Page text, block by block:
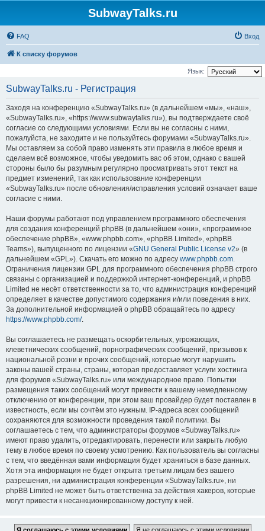
SubwayTalks.ru
FAQ Вход
К списку форумов
Язык:
SubwayTalks.ru - Регистрация
Заходя на конференцию «SubwayTalks.ru» (в дальнейшем «мы», «наш»,
«SubwayTalks.ru», «https://www.subwaytalks.ru»), вы подтверждаете своё
согласие со следующими условиями. Если вы не согласны с ними,
пожалуйста, не заходите и не пользуйтесь форумами «SubwayTalks.ru».
Мы оставляем за собой право изменять эти правила в любое время и
сделаем всё возможное, чтобы уведомить вас об этом, однако с вашей
стороны было бы разумным регулярно просматривать этот текст на
предмет изменений, так как использование конференции
«SubwayTalks.ru» после обновления/исправления условий означает ваше
согласие с ними.
Наши форумы работают под управлением программного обеспечения
для создания конференций phpBB (в дальнейшем «они», «программное
обеспечение phpBB», «www.phpbb.com», «phpBB Limited», «phpBB
Teams»), выпущенного по лицензии «GNU General Public License v2» (в
дальнейшем «GPL»). Скачать его можно по адресу www.phpbb.com.
Ограничения лицензии GPL для программного обеспечения phpBB строго
связаны с организацией и поддержкой интернет-конференций, и phpBB
Limited не несёт ответственности за то, что администрация конференций
определяет в качестве допустимого содержания и/или поведения в них.
За дополнительной информацией о phpBB обращайтесь по адресу
https://www.phpbb.com/.
Вы соглашаетесь не размещать оскорбительных, угрожающих,
клеветнических сообщений, порнографических сообщений, призывов к
национальной розни и прочих сообщений, которые могут нарушить
законы вашей страны, страны, которая предоставляет услуги хостинга
для форумов «SubwayTalks.ru» или международное право. Попытки
размещения таких сообщений могут привести к вашему немедленному
отключению от конференции, при этом ваш провайдер будет поставлен в
известность, если мы сочтём это нужным. IP-адреса всех сообщений
сохраняются для возможности проведения такой политики. Вы
соглашаетесь с тем, что администраторы форумов «SubwayTalks.ru»
имеют право удалить, отредактировать, перенести или закрыть любую
тему в любое время по своему усмотрению. Как пользователь вы согласны
с тем, что введённая вами информация будет храниться в базе данных.
Хотя эта информация не будет открыта третьим лицам без вашего
разрешения, ни администрация конференции «SubwayTalks.ru», ни
phpBB Limited не может быть ответственна за действия хакеров, которые
могут привести к несанкционированному доступу к ней.